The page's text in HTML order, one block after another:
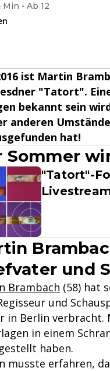
Min • Ab 12
ist Martin
"Tatort".
bekannt sein
anderen
hat!
Sommer
"Tatort"-
und
Brambach (58) hat
und
in Berlin verbracht.
in einem
haben.
musste erfahren,